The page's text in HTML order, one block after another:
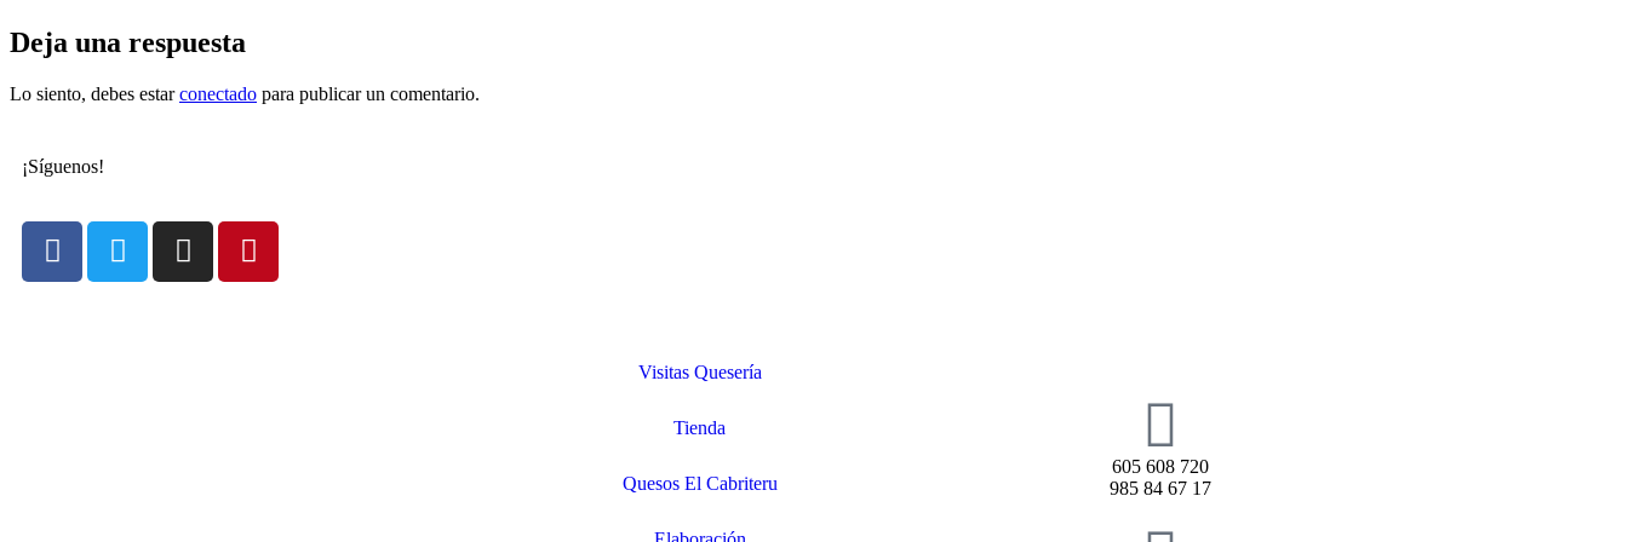
Deja una respuesta
Lo siento, debes estarconectado para publicar un comentario.
¡Síguenos!
Visitas Quesería
Tienda
Quesos El Cabriteru
605 608 720
985 84 67 17